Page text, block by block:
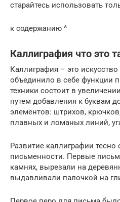
старайтесь использовать
к содержанию ^
Каллиграфия что это
Каллиграфия – это
объединило в себе функции
техники состоит в
путем добавления к буквам
элементов: штрихов,
плавных и ломаных линий,
Развитие каллиграфии тесно
письменности. Первые
камнях, вырезали на
выдавливали палочкой на